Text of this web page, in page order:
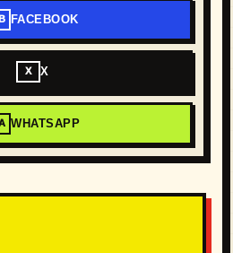
FACEBOOK
X X
WHATSAPP